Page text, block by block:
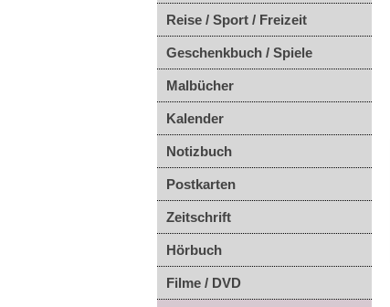
Reise / Sport / Freizeit
Geschenkbuch / Spiele
Malbücher
Kalender
Notizbuch
Postkarten
Zeitschrift
Hörbuch
Filme / DVD